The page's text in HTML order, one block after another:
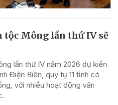
tộc Mông lần thứ IV sẽ
lần thứ IV năm 2026 dự kiến
Điện Biên, quy tụ 11 tỉnh có
với nhiều hoạt động văn